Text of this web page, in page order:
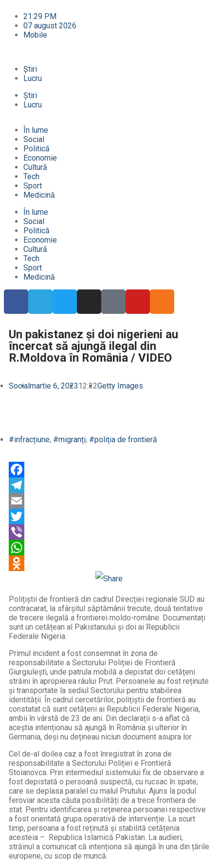
21:29 PM
07 august 2026
Mobile
Știri
Lucru
Știri
Lucru
În lume
Social
Politică
Economie
Cultură
Tech
Sport
Medicină
În lume
Social
Politică
Economie
Cultură
Tech
Sport
Medicină
Un pakistanez și doi nigerieni au
încercat să ajungă ilegal din
R.Moldova în România / VIDEO
Socialmartie 6, 202312:32Getty Images
#infracțiune, #migranți, #poliția de frontieră
Odnoklassniki
Polițiștii de frontieră din cadrul Direcției regionale SUD au
contracarat, la sfârșitul săptămânii trecute, două tentative
de trecere ilegală a frontierei moldo-române. Documentați
sunt un cetățean al Pakistanului și doi ai Republicii
Federale Nigeria.
Primul incident a fost consemnat în zona de
responsabilitate a Sectorului Poliției de Frontieră
Giurgiulești, unde patrula mobilă a depistat doi cetățeni
străini în apropierea râului Prut. Persoanele au fost reținute
și transportate la sediul Sectorului pentru stabilirea
identității. În cadrul cercetărilor, polițiștii de frontieră au
constatat că sunt cetățeni ai Republicii Federale Nigeria,
ambii în vârstă de 23 de ani. Din declarații s-a aflat că
aceștia intenționau să ajungă în România și ulterior în
Germania, deși nu dețineau niciun document asupra lor.
Cel de-al doilea caz a fost înregistrat în zona de
responsabilitate a Sectorului Poliției e Frontieră
Stoianovca. Prin intermediul sistemului fix de observare a
fost depistată o persoană suspectă, cu rucsac în spate,
care se deplasa paralel cu malul Prutului. Ajuns la podul
feroviar acesta căuta posibilități de a trece frontiera de
stat. Pentru identificarea și reținerea persoanei respective
a fost orientată grupa operativă de intervenție. La scurt
timp, persoana a fost reținută și stabilită cetățenia
acesteia – Republica Islamică Pakistan. La audieri,
străinul a comunicat că intenționa să ajungă în una din țările
europene, cu scop de muncă.